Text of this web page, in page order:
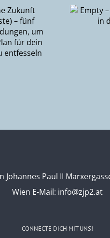
– aus
Leere in die
Fülle
Johannes Paul II
Wien E-Mail: info@zjp2.at
CONNECTE DICH MIT UNS!